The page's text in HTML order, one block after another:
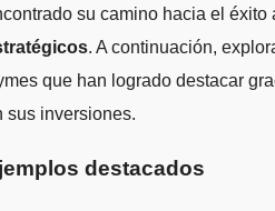
su camino hacia el éxito
. A continuación,
que han logrado destacar
sus inversiones.
destacados